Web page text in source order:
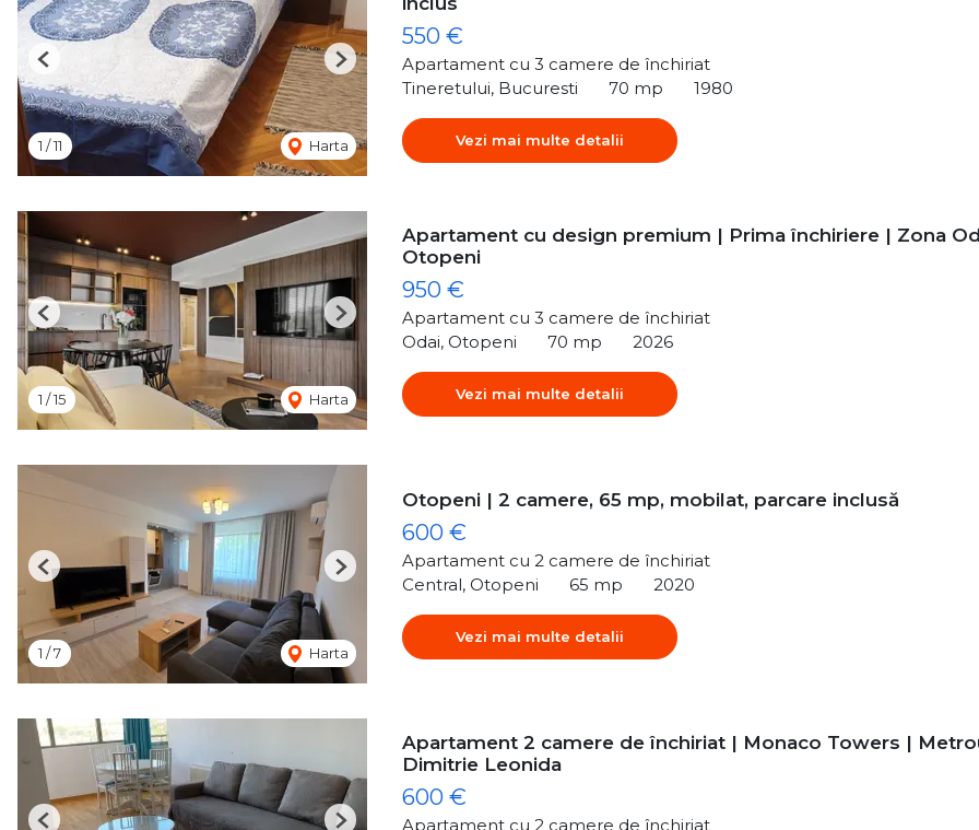
1 /11 Harta
Previous Next
550 €
Apartament cu 3 camere de închiriat
Tineretului, Bucuresti
70 mp 1980
Vezi mai multe detalii
1 /15 Harta
Previous Next
Apartament cu design premium | Prima închiriere | Zona
Otopeni
950 €
Apartament cu 3 camere de închiriat
Odai, Otopeni
70 mp 2026
Vezi mai multe detalii
1 /7 Harta
Previous Next
Otopeni | 2 camere, 65 mp, mobilat, parcare inclusă
600 €
Apartament cu 2 camere de închiriat
Central, Otopeni
65 mp 2020
Vezi mai multe detalii
Apartament 2 camere de închiriat | Monaco Towers |
Dimitrie Leonida
600 €
Apartament cu 2 camere de închiriat